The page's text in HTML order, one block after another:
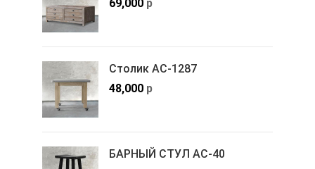
69,000 р
Столик АС-1287
48,000 р
БАРНЫЙ СТУЛ АС-40